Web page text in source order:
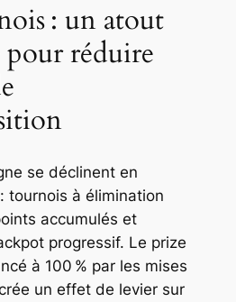
: un atout
pour réduire
se déclinent en
tournois à élimination
accumulés et
progressif. Le prize
à 100 % par les mises
un effet de levier sur